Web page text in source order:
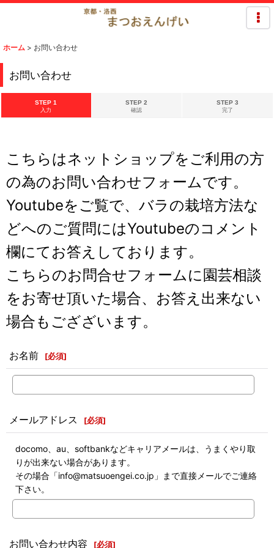
ホーム > お問い合わせ
お問い合わせ
STEP 1
入力
STEP 2
確認
STEP 3
完了
こちらはネットショップをご利用の方
の為のお問い合わせフォームです。
Youtubeをご覧で、バラの栽培方法な
どへのご質問にはYoutubeのコメント
欄にてお答えしております。
こちらのお問合せフォームに園芸相談
をお寄せ頂いた場合、お答え出来ない
場合もござざいます。
お名前 [必須]
メールアドレス [必須]
docomo、au、softbankなどキャリアメールは、うまくやり取
りが出来ない場合があります。
その場合「info@matsuoengei.co.jp」まで直接メールでご連絡
下さい。
お問い合わせ内容 [必須]